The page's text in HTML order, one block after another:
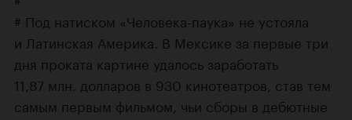
# Под натиском «Человека-паука» не устояла
и Латинская Америка. В Мексике за первые три
дня проката картине удалось заработать
11,87 млн. долларов в 930 кинотеатров, став тем
самым первым фильмом, чьи сборы в дебютные